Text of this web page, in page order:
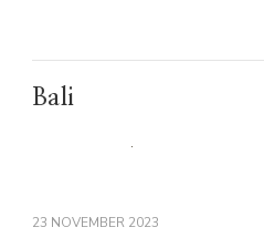
Bali
23 NOVEMBER 2023